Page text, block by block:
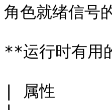
角色就绪信
**运行时有用
| 属性